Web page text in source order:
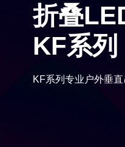
折叠
KF系列
KF系列专业户外垂